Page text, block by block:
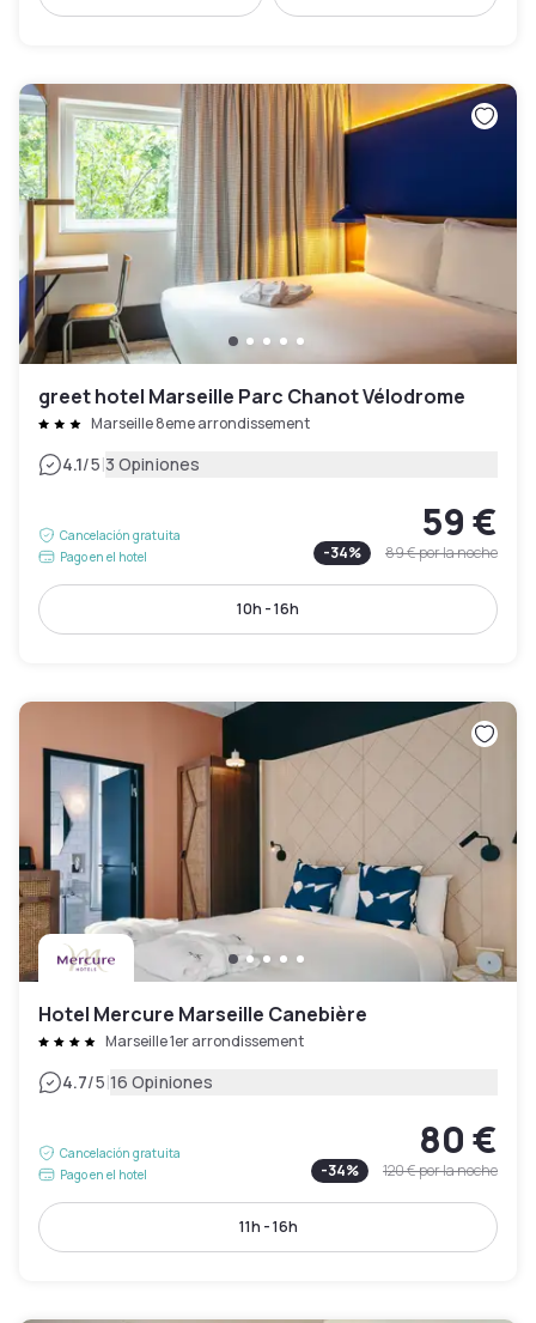
greet hotel Marseille Parc Chanot Vélodrome
Marseille 8eme arrondissement
4.1/5|3 Opiniones
Cancelación gratuita
Pago en el hotel
59 €
-34% 89 €por la noche
10h - 16h
Hotel Mercure Marseille Canebière
Marseille 1er arrondissement
4.7/5|16 Opiniones
Cancelación gratuita
Pago en el hotel
80 €
-34% 120 €por la noche
11h - 16h